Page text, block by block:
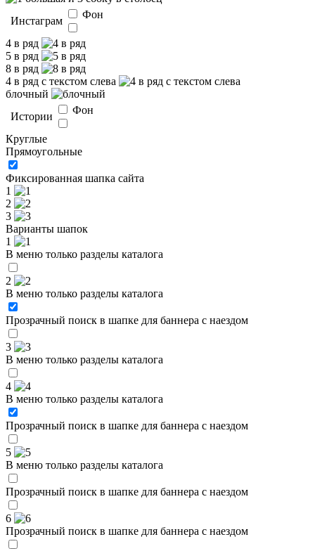
Инстаграм
Фон
4 в ряд
5 в ряд
8 в ряд
4 в ряд с текстом слева
блочный
Истории
Фон
Круглые
Прямоугольные
Фиксированная шапка сайта
1
2
3
Варианты шапок
1
В меню только разделы каталога
2
В меню только разделы каталога
Прозрачный поиск в шапке для баннера с наездом
3
В меню только разделы каталога
4
В меню только разделы каталога
Прозрачный поиск в шапке для баннера с наездом
5
В меню только разделы каталога
Прозрачный поиск в шапке для баннера с наездом
6
Прозрачный поиск в шапке для баннера с наездом